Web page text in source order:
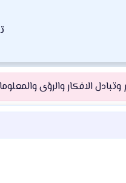
الافكار والرؤى